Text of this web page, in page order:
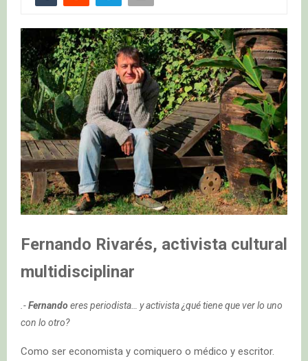
Fernando Rivarés, activista cultural
multidisciplinar
.-Fernandoeres periodista… y activista ¿qué tiene que ver lo uno
con lo otro?
Como ser economista y comiquero o médico y escritor.